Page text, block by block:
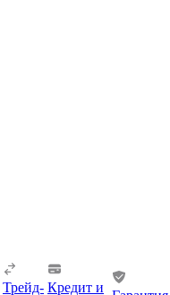
Трейд- Кредит и